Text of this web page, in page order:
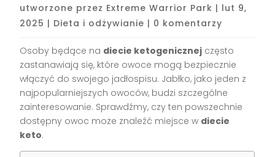
utworzone przez Extreme Warrior Park | lut 9,
2025 | Dieta i odżywianie | 0 komentarzy
Osoby będące na diecie ketogenicznej często
zastanawiają się, które owoce mogą bezpiecznie
włączyć do swojego jadłospisu. Jabłko, jako jeden z
najpopularniejszych owoców, budzi szczególne
zainteresowanie. Sprawdźmy, czy ten powszechnie
dostępny owoc może znaleźć miejsce w diecie
keto.